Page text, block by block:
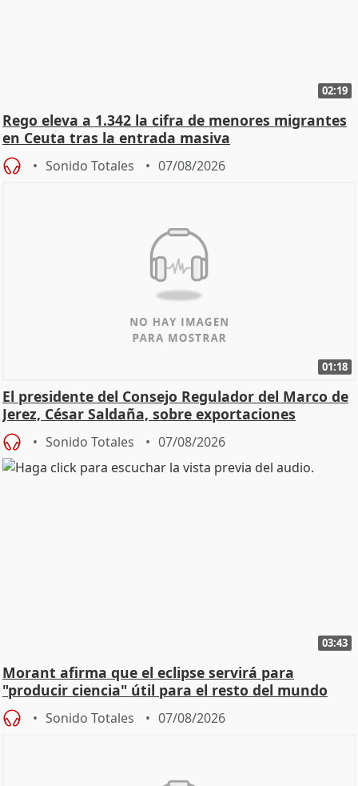
02:19
Rego eleva a 1.342 la cifra de menores migrantes
en Ceuta tras la entrada masiva
Sonido Totales 07/08/2026
01:18
El presidente del Consejo Regulador del Marco de
Jerez, César Saldaña, sobre exportaciones
Sonido Totales 07/08/2026
03:43
Morant afirma que el eclipse servirá para
"producir ciencia" útil para el resto del mundo
Sonido Totales 07/08/2026